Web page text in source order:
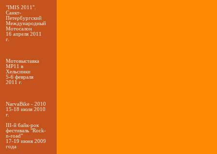
"IMIS 2011".
Санкт-
Петербургский
Международный
Мотосалон
16 апреля 2011
г.
Мотовыставка
MP11 в
Хельсинки
5-6 февраля
2011 г.
NarvaBike - 2010
15-18 июля 2010
г.
III-й байк-рок
фестиваль "Rock-
n-road"
17-19 июня 2009
года